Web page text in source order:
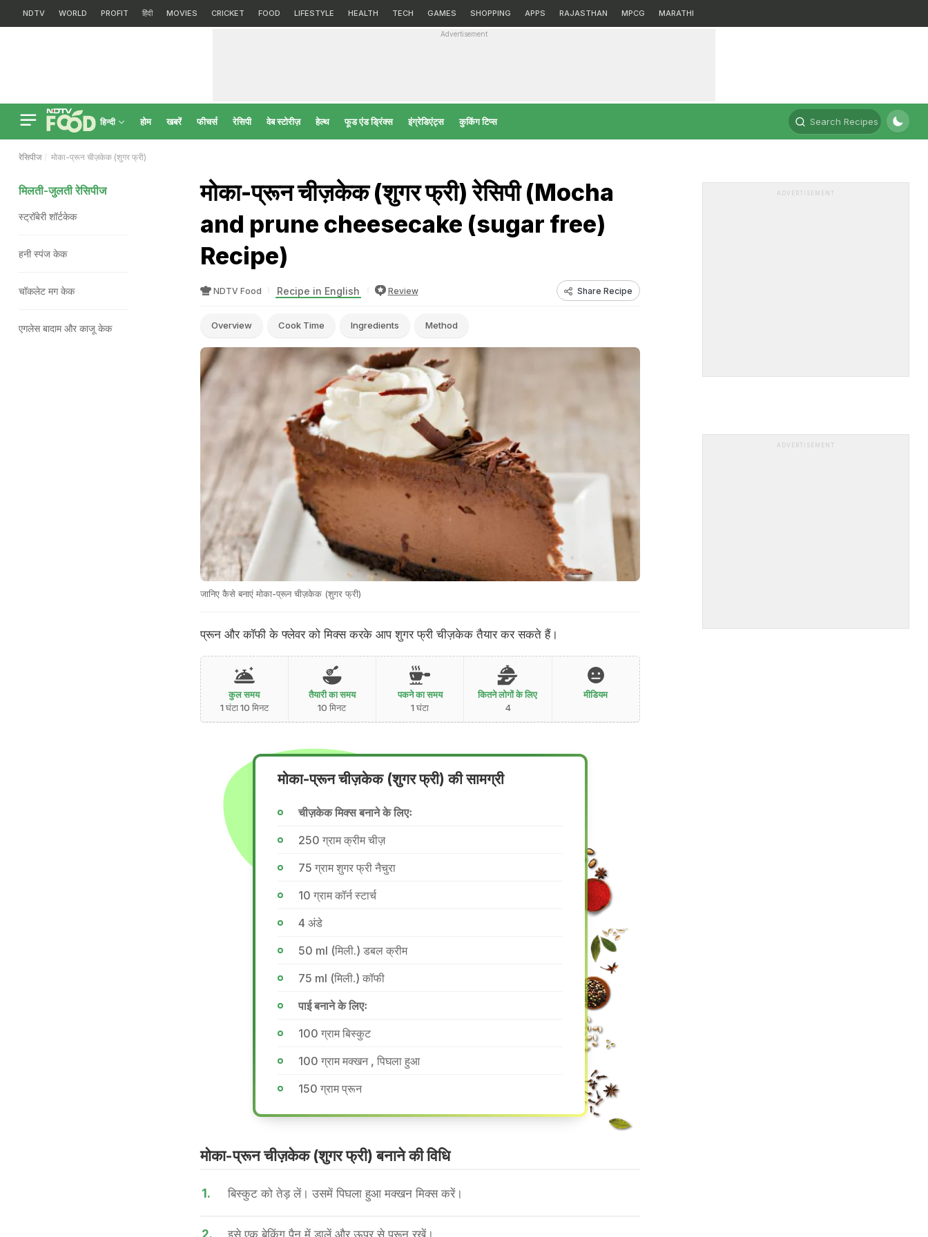
NDTV WORLD PROFIT हिंदी MOVIES CRICKET FOOD LIFESTYLE HEALTH TECH GAMES SHOPPING APPS RAJASTHAN MPCG MARATHI
Advertisement
हिन्दी होम खबरें फीचर्स रेसिपी वेब स्टोरीज़ हेल्‍थ फूड एंड ड्रिंक्स इंग्रेडिएंट्स कुकिंग टिप्स Search Recipes
रेसिपीज मोका-प्रून चीज़केक (शुगर फ्री)
मोका-प्रून चीज़केक (शुगर फ्री) रेसिपी (Mocha
and prune cheesecake (sugar free)
Recipe)
NDTV Food Recipe in English Review Share Recipe
Overview Cook Time Ingredients Method
जानिए कैसे बनाएं मोका-प्रून चीज़केक (शुगर फ्री)
प्रून और कॉफी के फ्लेवर को मिक्स करके आप शुगर फ्री चीज़केक तैयार कर सकते हैं।
कुल समय
1 घंटा 10 मिनट
तैयारी का समय
10 मिनट
पकने का समय
1 घंटा
कितने लोगों के लिए
4
मीडियम
मोका-प्रून चीज़केक (शुगर फ्री) की सामग्री
चीज़केक मिक्स बनाने के लिएः
250 ग्राम क्रीम चीज़
75 ग्राम शुगर फ्री नैचुरा
10 ग्राम कॉर्न स्टार्च
4 अंडे
50 ml (मिली.) डबल क्रीम
75 ml (मिली.) कॉफी
पाई बनाने के लिएः
100 ग्राम बिस्कुट
100 ग्राम मक्खन , पिघला हुआ
150 ग्राम प्रून
मोका-प्रून चीज़केक (शुगर फ्री) बनाने की वि​धि
1. बिस्कुट को तेड़ लें। उसमें पिघला हुआ मक्खन मिक्स करें।
मिलती-जुलती रेसिपीज
स्ट्रॉबेरी शॉर्टकेक
हनी स्पंज केक
चॉकलेट मग केक
एगलेस बादाम और काजू केक
ADVERTISEMENT
ADVERTISEMENT